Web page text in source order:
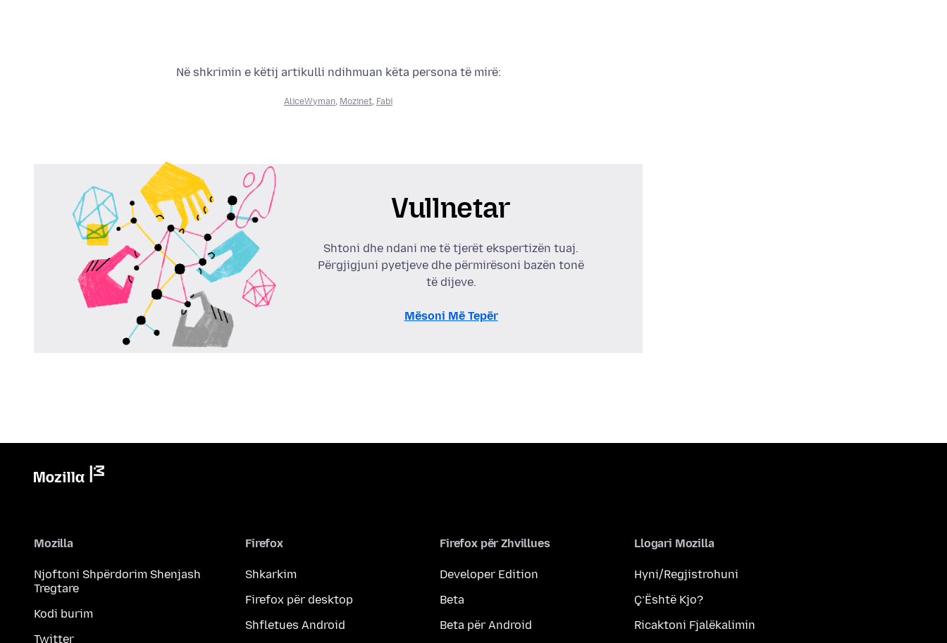
Në shkrimin e këtij artikulli ndihmuan këta persona të mirë:
AliceWyman, Mozinet, Fabi
Vullnetar
Shtoni dhe ndani me të tjerët ekspertizën tuaj.
Përgjigjuni pyetjeve dhe përmirësoni bazën tonë
të dijeve.
Mësoni Më Tepër
Mozilla
Njoftoni Shpërdorim Shenjash
Tregtare
Kodi burim
Twitter
Firefox
Shkarkim
Firefox për desktop
Shfletues Android
Firefox për Zhvillues
Developer Edition
Beta
Beta për Android
Llogari Mozilla
Hyni/Regjistrohuni
Ç’Është Kjo?
Ricaktoni Fjalëkalimin